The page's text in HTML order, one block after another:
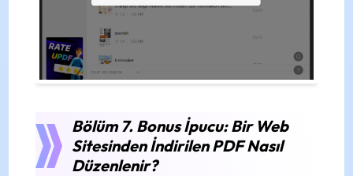
Bölüm 7. Bonus İpucu: Bir Web
Sitesinden İndirilen PDF Nasıl
Düzenlenir?